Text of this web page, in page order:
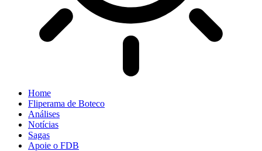
Home
Fliperama de Boteco
Análises
Notícias
Sagas
Apoie o FDB